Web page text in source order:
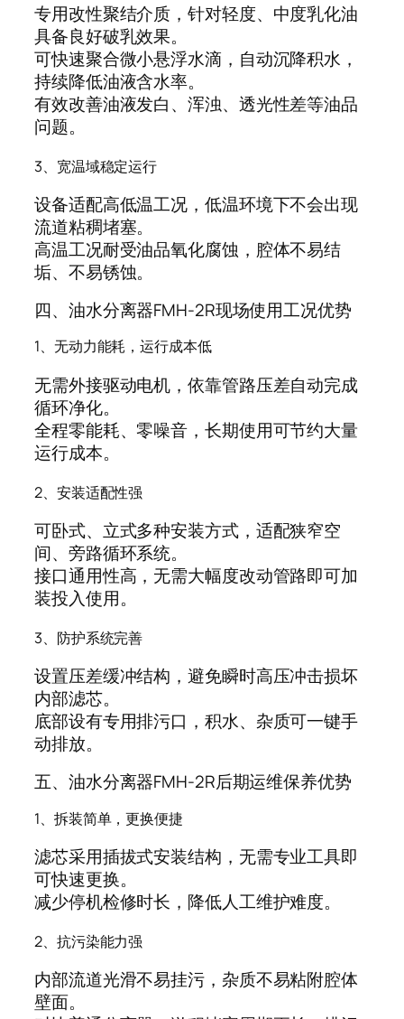
专用改性聚结介质，针对轻度、中度乳化油
具备良好破乳效果。
可快速聚合微小悬浮水滴，自动沉降积水，
持续降低油液含水率。
有效改善油液发白、浑浊、透光性差等油品
问题。
3、宽温域稳定运行
设备适配高低温工况，低温环境下不会出现
流道粘稠堵塞。
高温工况耐受油品氧化腐蚀，腔体不易结
垢、不易锈蚀。
四、油水分离器FMH-2R现场使用工况优势
1、无动力能耗，运行成本低
无需外接驱动电机，依靠管路压差自动完成
循环净化。
全程零能耗、零噪音，长期使用可节约大量
运行成本。
2、安装适配性强
可卧式、立式多种安装方式，适配狭窄空
间、旁路循环系统。
接口通用性高，无需大幅度改动管路即可加
装投入使用。
3、防护系统完善
设置压差缓冲结构，避免瞬时高压冲击损坏
内部滤芯。
底部设有专用排污口，积水、杂质可一键手
动排放。
五、油水分离器FMH-2R后期运维保养优势
1、拆装简单，更换便捷
滤芯采用插拔式安装结构，无需专业工具即
可快速更换。
减少停机检修时长，降低人工维护难度。
2、抗污染能力强
内部流道光滑不易挂污，杂质不易粘附腔体
壁面。